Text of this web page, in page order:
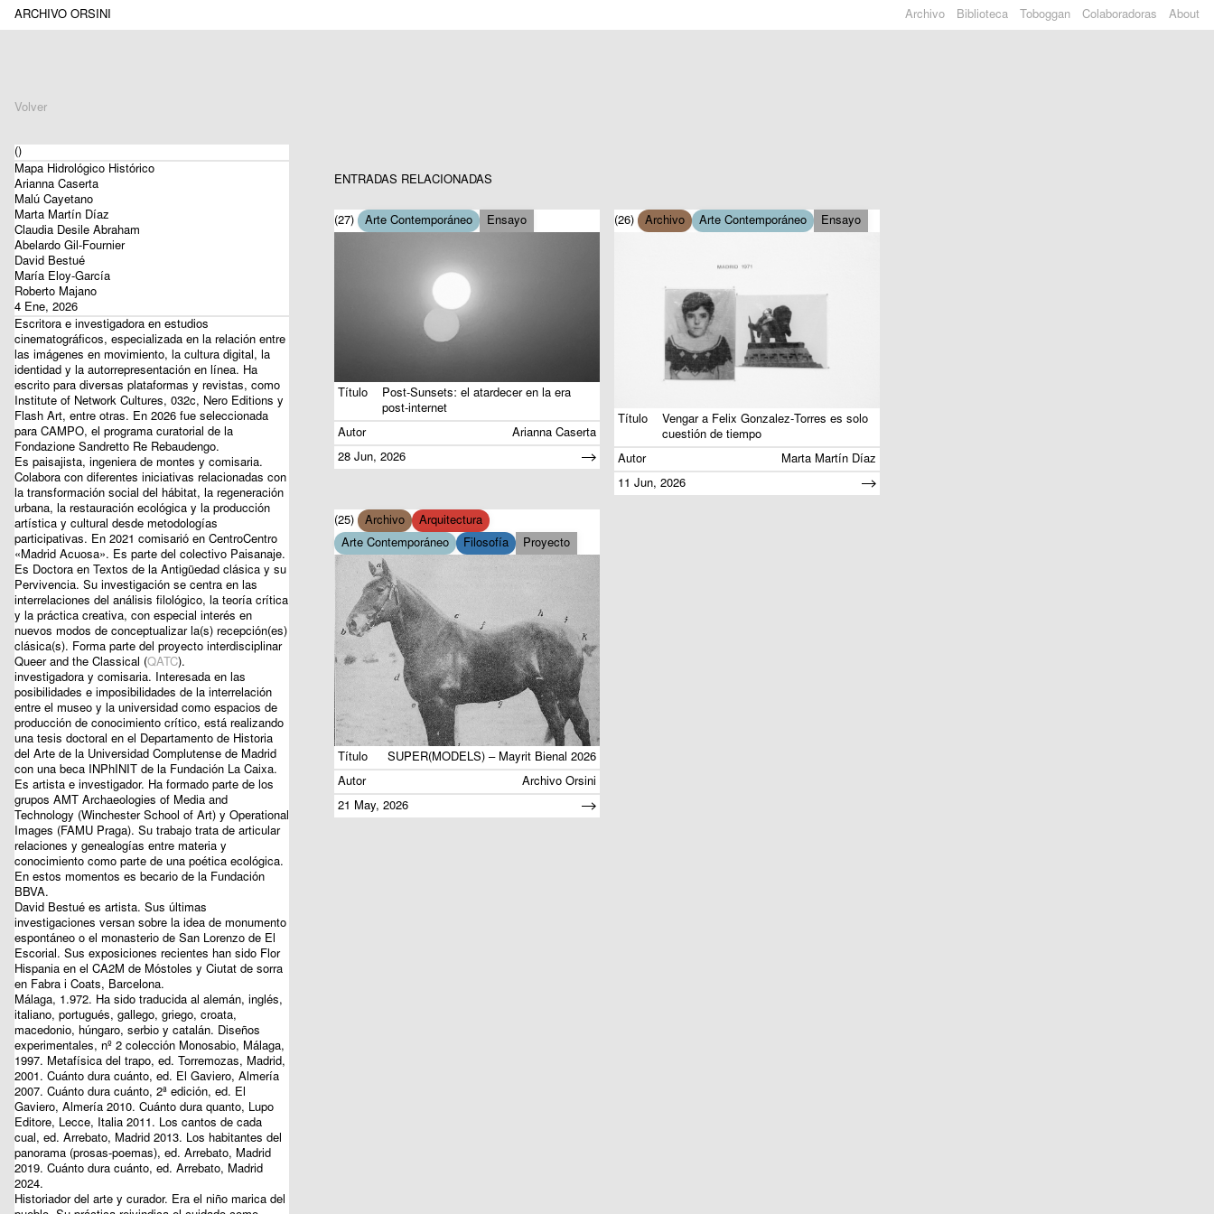
ARCHIVO ORSINI Archivo Biblioteca Toboggan Colaboradoras About
Volver
()
Mapa Hidrológico Histórico
Arianna Caserta
Malú Cayetano
Marta Martín Díaz
Claudia Desile Abraham
Abelardo Gil-Fournier
David Bestué
María Eloy-García
Roberto Majano
4 Ene, 2026
Escritora e investigadora en estudios
cinematográficos, especializada en la relación entre
las imágenes en movimiento, la cultura digital, la
identidad y la autorrepresentación en línea. Ha
escrito para diversas plataformas y revistas, como
Institute of Network Cultures, 032c, Nero Editions y
Flash Art, entre otras. En 2026 fue seleccionada
para CAMPO, el programa curatorial de la
Fondazione Sandretto Re Rebaudengo.
Es paisajista, ingeniera de montes y comisaria.
Colabora con diferentes iniciativas relacionadas con
la transformación social del hábitat, la regeneración
urbana, la restauración ecológica y la producción
artística y cultural desde metodologías
participativas. En 2021 comisarió en CentroCentro
«Madrid Acuosa». Es parte del colectivo Paisanaje.
Es Doctora en Textos de la Antigüedad clásica y su
Pervivencia. Su investigación se centra en las
interrelaciones del análisis filológico, la teoría crítica
y la práctica creativa, con especial interés en
nuevos modos de conceptualizar la(s) recepción(es)
clásica(s). Forma parte del proyecto interdisciplinar
Queer and the Classical (QATC).
investigadora y comisaria. Interesada en las
posibilidades e imposibilidades de la interrelación
entre el museo y la universidad como espacios de
producción de conocimiento crítico, está realizando
una tesis doctoral en el Departamento de Historia
del Arte de la Universidad Complutense de Madrid
con una beca INPhINIT de la Fundación La Caixa.
Es artista e investigador. Ha formado parte de los
grupos AMT Archaeologies of Media and
Technology (Winchester School of Art) y Operational
Images (FAMU Praga). Su trabajo trata de articular
relaciones y genealogías entre materia y
conocimiento como parte de una poética ecológica.
En estos momentos es becario de la Fundación
BBVA.
David Bestué es artista. Sus últimas
investigaciones versan sobre la idea de monumento
espontáneo o el monasterio de San Lorenzo de El
Escorial. Sus exposiciones recientes han sido Flor
Hispania en el CA2M de Móstoles y Ciutat de sorra
en Fabra i Coats, Barcelona.
Málaga, 1.972. Ha sido traducida al alemán, inglés,
italiano, portugués, gallego, griego, croata,
macedonio, húngaro, serbio y catalán. Diseños
experimentales, nº 2 colección Monosabio, Málaga,
1997. Metafísica del trapo, ed. Torremozas, Madrid,
2001. Cuánto dura cuánto, ed. El Gaviero, Almería
2007. Cuánto dura cuánto, 2ª edición, ed. El
Gaviero, Almería 2010. Cuánto dura quanto, Lupo
Editore, Lecce, Italia 2011. Los cantos de cada
cual, ed. Arrebato, Madrid 2013. Los habitantes del
panorama (prosas-poemas), ed. Arrebato, Madrid
2019. Cuánto dura cuánto, ed. Arrebato, Madrid
2024.
Historiador del arte y curador. Era el niño marica del
ENTRADAS RELACIONADAS
(27) Arte Contemporáneo Ensayo
Título
Post-Sunsets: el atardecer en la era
post-internet
Autor
Arianna Caserta
28 Jun, 2026
(26) Archivo Arte Contemporáneo Ensayo
Título
Vengar a Felix Gonzalez-Torres es solo
cuestión de tiempo
Autor
Marta Martín Díaz
11 Jun, 2026
(25) Archivo
Arquitectura
Arte Contemporáneo
Filosofía Proyecto
Título
SUPER(MODELS) – Mayrit Bienal 2026
Autor
Archivo Orsini
21 May, 2026